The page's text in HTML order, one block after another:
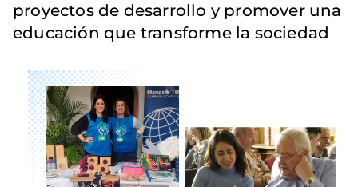
proyectos de desarrollo y promover una
educación que transforme la sociedad
Imagen